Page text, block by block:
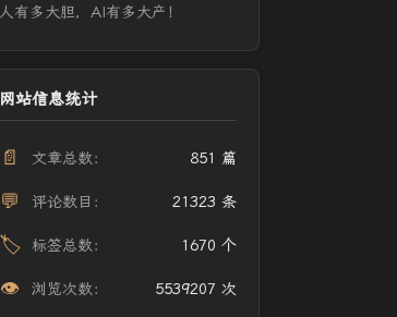
人有多大胆，AI有多大产！
网站信息统计
📄 文章总数： 851 篇
💬 评论数目： 21323 条
🏷️ 标签总数： 1670 个
👁️ 浏览次数： 5539207 次